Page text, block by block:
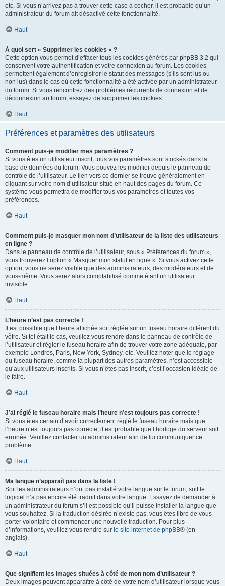
etc. Si vous n’arrivez pas à trouver cette case à cocher, il est probable qu’un
administrateur du forum ait désactivé cette fonctionnalité.
Haut
À quoi sert « Supprimer les cookies » ?
Cette option vous permet d’effacer tous les cookies générés par phpBB 3.2 qui
conservent votre authentification et votre connexion au forum. Les cookies
permettent également d’enregistrer le statut des messages (s’ils sont lus ou
non lus) dans le cas où cette fonctionnalité a été activée par un administrateur
du forum. Si vous rencontrez des problèmes récurrents de connexion et de
déconnexion au forum, essayez de supprimer les cookies.
Haut
Préférences et paramètres des utilisateurs
Comment puis-je modifier mes paramètres ?
Si vous êtes un utilisateur inscrit, tous vos paramètres sont stockés dans la
base de données du forum. Vous pouvez les modifier depuis le panneau de
contrôle de l’utilisateur. Le lien vers ce dernier se trouve généralement en
cliquant sur votre nom d’utilisateur situé en haut des pages du forum. Ce
système vous permettra de modifier tous vos paramètres et toutes vos
préférences.
Haut
Comment puis-je masquer mon nom d’utilisateur de la liste des utilisateurs
en ligne ?
Dans le panneau de contrôle de l’utilisateur, sous « Préférences du forum »,
vous trouverez l’option « Masquer mon statut en ligne ». Si vous activez cette
option, vous ne serez visible que des administrateurs, des modérateurs et de
vous-même. Vous serez alors comptabilisé comme étant un utilisateur
invisible.
Haut
L’heure n’est pas correcte !
Il est possible que l’heure affichée soit réglée sur un fuseau horaire différent du
vôtre. Si tel était le cas, veuillez vous rendre dans le panneau de contrôle de
l’utilisateur et régler le fuseau horaire afin de trouver votre zone adéquate, par
exemple Londres, Paris, New York, Sydney, etc. Veuillez noter que le réglage
du fuseau horaire, comme la plupart des autres paramètres, n’est accessible
qu’aux utilisateurs inscrits. Si vous n’êtes pas inscrit, c’est l’occasion idéale de
le faire.
Haut
J’ai réglé le fuseau horaire mais l’heure n’est toujours pas correcte !
Si vous êtes certain d’avoir correctement réglé le fuseau horaire mais que
l’heure n’est toujours pas correcte, il est probable que l’horloge du serveur soit
erronée. Veuillez contacter un administrateur afin de lui communiquer ce
problème.
Haut
Ma langue n’apparaît pas dans la liste !
Soit les administrateurs n’ont pas installé votre langue sur le forum, soit le
logiciel n’a pas encore été traduit dans votre langue. Essayez de demander à
un administrateur du forum s’il est possible qu’il puisse installer la langue que
vous souhaitez. Si la traduction désirée n’existe pas, vous êtes libre de vous
porter volontaire et commencer une nouvelle traduction. Pour plus
d’informations, veuillez vous rendre sur le site internet de phpBB® (en
anglais).
Haut
Que signifient les images situées à côté de mon nom d’utilisateur ?
Deux images peuvent apparaître à côté de votre nom d’utilisateur lorsque vous